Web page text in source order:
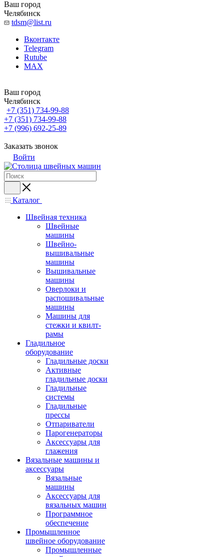
Ваш город
Челябинск
tdsm@list.ru
Вконтакте
Telegram
Rutube
MAX
Ваш город
Челябинск
+7 (351) 734-99-88
+7 (351) 734-99-88
+7 (996) 692-25-89
Заказать звонок
Войти
Каталог
Швейная техника
Швейные
машины
Швейно-
вышивальные
машины
Вышивальные
машины
Оверлоки и
распошивальные
машины
Машины для
стежки и квилт-
рамы
Гладильное
оборудование
Гладильные доски
Активные
гладильные доски
Гладильные
системы
Гладильные
прессы
Отпариватели
Парогенераторы
Аксессуары для
глажения
Вязальные машины и
аксессуары
Вязальные
машины
Аксессуары для
вязальных машин
Программное
обеспечение
Промышленное
швейное оборудование
Промышленные